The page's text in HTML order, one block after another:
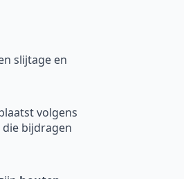
slijtage en
volgens
bijdragen